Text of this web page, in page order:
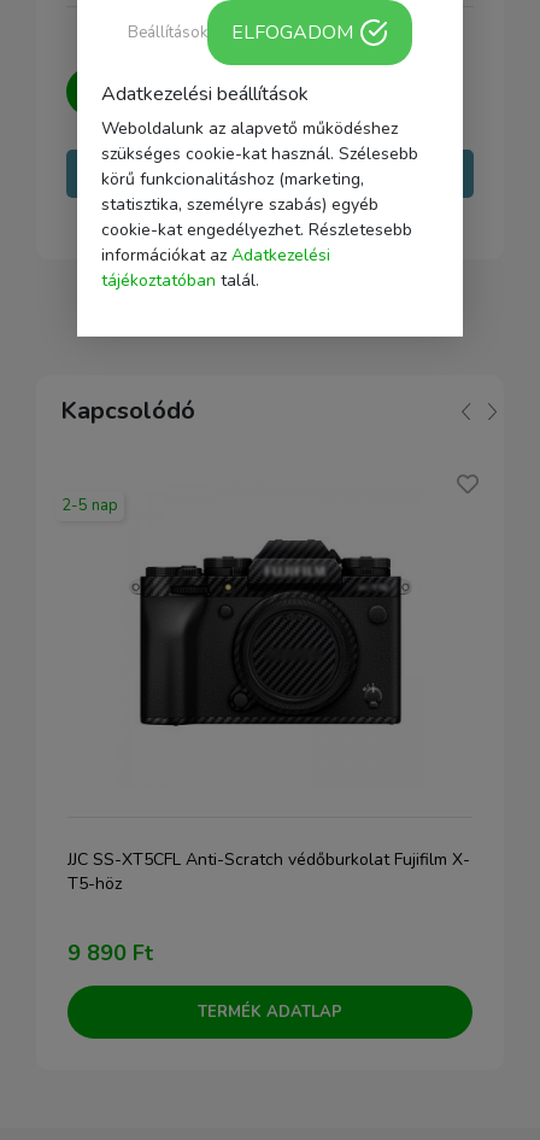
Kérdésed van?Írj nekünk, igyekszünk
minden kérdésedre választ adni.
Írj nekünk
Kapcsolódó
2-5 nap
JJC SS-XT5CFL Anti-Scratch védőburkolat Fujifilm X-
T5-höz
9 890 Ft
TERMÉK ADATLAP
Adatkezelési beállítások
Weboldalunk az alapvető működéshez
szükséges cookie-kat használ. Szélesebb
körű funkcionalitáshoz (marketing,
statisztika, személyre szabás) egyéb
cookie-kat engedélyezhet. Részletesebb
információkat az Adatkezelési
tájékoztatóban talál.
Beállítások ELFOGADOM